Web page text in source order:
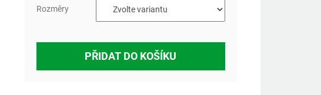
Rozměry
PŘIDAT DO KOŠÍKU